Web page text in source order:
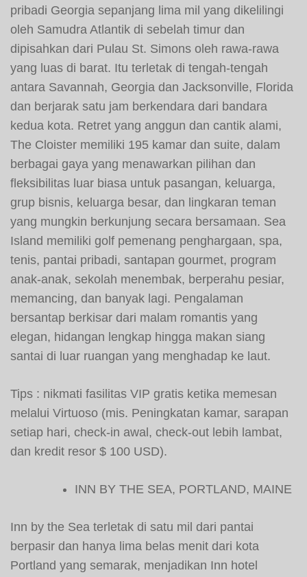
pribadi Georgia sepanjang lima mil yang dikelilingi
oleh Samudra Atlantik di sebelah timur dan
dipisahkan dari Pulau St. Simons oleh rawa-rawa
yang luas di barat. Itu terletak di tengah-tengah
antara Savannah, Georgia dan Jacksonville, Florida
dan berjarak satu jam berkendara dari bandara
kedua kota. Retret yang anggun dan cantik alami,
The Cloister memiliki 195 kamar dan suite, dalam
berbagai gaya yang menawarkan pilihan dan
fleksibilitas luar biasa untuk pasangan, keluarga,
grup bisnis, keluarga besar, dan lingkaran teman
yang mungkin berkunjung secara bersamaan. Sea
Island memiliki golf pemenang penghargaan, spa,
tenis, pantai pribadi, santapan gourmet, program
anak-anak, sekolah menembak, berperahu pesiar,
memancing, dan banyak lagi. Pengalaman
bersantap berkisar dari malam romantis yang
elegan, hidangan lengkap hingga makan siang
santai di luar ruangan yang menghadap ke laut.
Tips : nikmati fasilitas VIP gratis ketika memesan
melalui Virtuoso (mis. Peningkatan kamar, sarapan
setiap hari, check-in awal, check-out lebih lambat,
dan kredit resor $ 100 USD).
INN BY THE SEA, PORTLAND, MAINE
Inn by the Sea terletak di satu mil dari pantai
berpasir dan hanya lima belas menit dari kota
Portland yang semarak, menjadikan Inn hotel